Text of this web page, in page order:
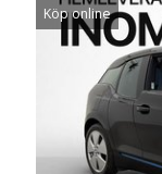
Köp online